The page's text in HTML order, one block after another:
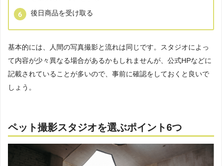
後日商品を受け取る
基本的には、人間の写真撮影と流れは同じです。スタジオによっ
て内容が少々異なる場合があるかもしれませんが、公式HPなどに
記載されていることが多いので、事前に確認をしておくと良いで
しょう。
ペット撮影スタジオを選ぶポイント6つ